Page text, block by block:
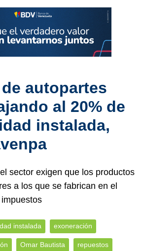
autopartes
al 20% de
instalada,
sector exigen que los productos
a los que se fabrican en el
instalada exoneración
Omar Bautista repuestos